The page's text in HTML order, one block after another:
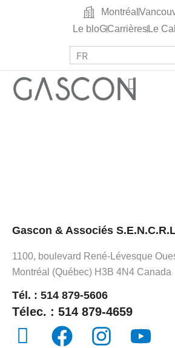
Montréal
Le bloGCarrières Le
FR
Gascon & Associés
1100, boulevard René-Lévesque
Montréal (Québec) H3B 4N4 Canada
Tél. : 514 879-5606
Télec. : 514 879-4659